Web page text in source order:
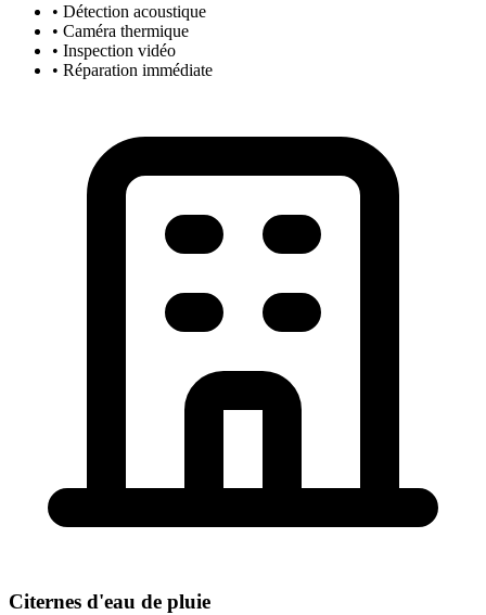
• Détection acoustique
• Caméra thermique
• Inspection vidéo
• Réparation immédiate
Citernes d'eau de pluie